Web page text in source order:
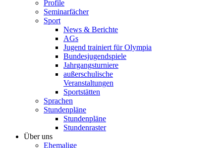
Profile
Seminarfächer
Sport
News & Berichte
AGs
Jugend trainiert für Olympia
Bundesjugendspiele
Jahrgangsturniere
außerschulische
Veranstaltungen
Sportstätten
Sprachen
Stundenpläne
Stundenpläne
Stundenraster
Über uns
Ehemalige